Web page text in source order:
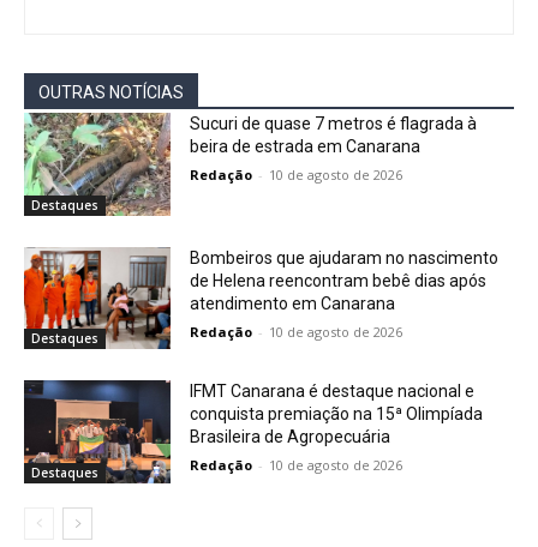
OUTRAS NOTÍCIAS
Destaques
Sucuri de quase 7 metros é flagrada à
beira de estrada em Canarana
Redação - 10 de agosto de 2026
Destaques
Bombeiros que ajudaram no nascimento
de Helena reencontram bebê dias após
atendimento em Canarana
Redação - 10 de agosto de 2026
Destaques
IFMT Canarana é destaque nacional e
conquista premiação na 15ª Olimpíada
Brasileira de Agropecuária
Redação - 10 de agosto de 2026